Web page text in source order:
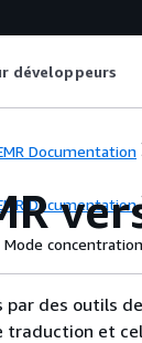
développeurs
Documentation
Documentation
Mode concentration
des outils
et